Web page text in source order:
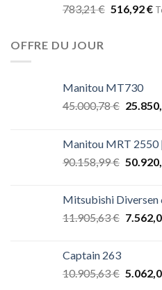
783,21€ 516,92€
OFFRE DU JOUR
Manitou MT730
45.000,78€
Manitou MRT 2550
90.158,99€
Mitsubishi Diversen
11.905,63€
Captain 263
10.905,63€